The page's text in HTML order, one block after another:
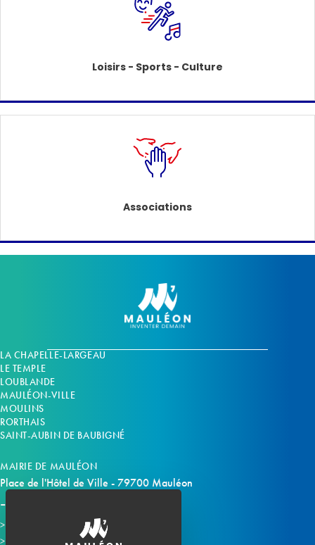
Loisirs - Sports - Culture
Associations
LA CHAPELLE-LARGEAU
LE TEMPLE
LOUBLANDE
MAULÉON-VILLE
MOULINS
RORTHAIS
SAINT-AUBIN DE BAUBIGNÉ
MAIRIE DE MAULÉON
Place de l'Hôtel de Ville - 79700 Mauléon
Horaires d'ouverture
Contacter la mairie